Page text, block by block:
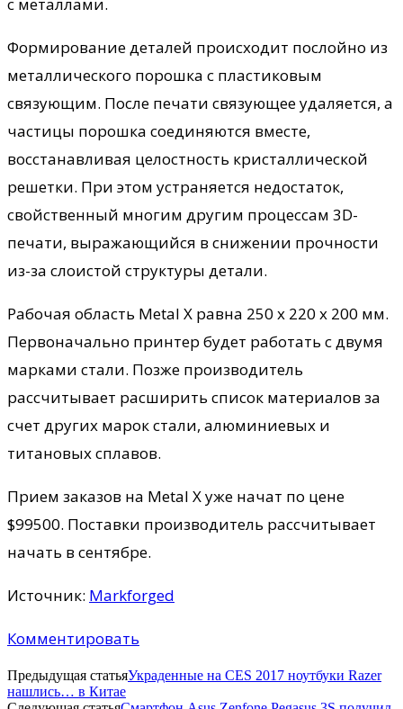
Формирование деталей происходит послойно из
металлического порошка с пластиковым
связующим. После печати связующее удаляется, а
частицы порошка соединяются вместе,
восстанавливая целостность кристаллической
решетки. При этом устраняется недостаток,
свойственный многим другим процессам 3D-
печати, выражающийся в снижении прочности
из-за слоистой структуры детали.
Рабочая область Metal X равна 250 x 220 x 200 мм.
Первоначально принтер будет работать с двумя
марками стали. Позже производитель
рассчитывает расширить список материалов за
счет других марок стали, алюминиевых и
титановых сплавов.
Прием заказов на Metal X уже начат по цене
$99500. Поставки производитель рассчитывает
начать в сентябре.
Источник: Markforged
Комментировать
Предыдущая статьяУкраденные на CES 2017 ноутбуки Razer
нашлись… в Китае